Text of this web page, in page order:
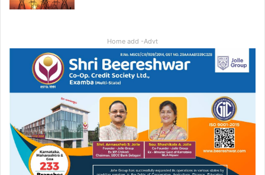
Home add -Advt